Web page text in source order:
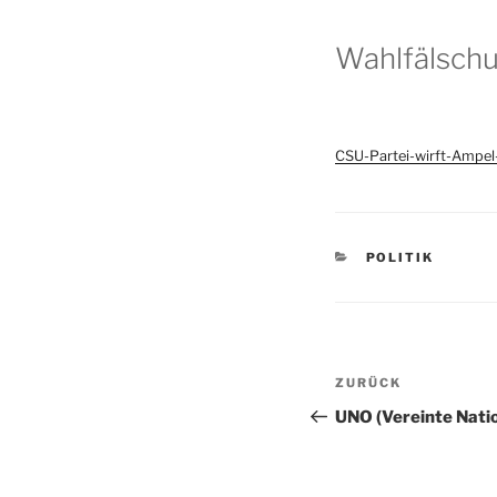
CSU-Partei-wirft-
KATEGORIEN
POLITIK
Vorheriger
Beitrag
ZURÜCK
UNO (Vereinte